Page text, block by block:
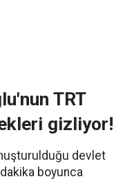
TRT
gizliyor!
devlet
dakika boyunca